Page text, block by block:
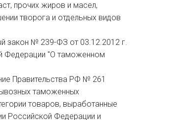
прочих жиров и масел,
творога и отдельных видов
закон № 239-ФЗ от 03.12.2012 г.
Федерации "О таможенном
Правительства РФ № 261
таможенных
товаров, выработанные
Российской Федерации и